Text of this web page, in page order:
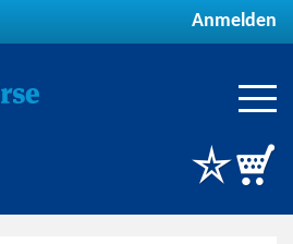
Anmelden